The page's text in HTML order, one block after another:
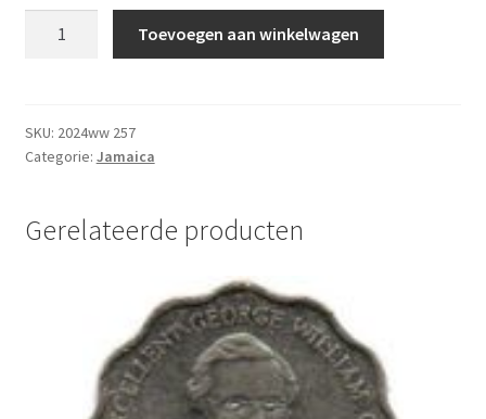
UNC
aantal
Toevoegen aan winkelwagen
SKU: 2024ww 257
Categorie: Jamaica
Gerelateerde producten